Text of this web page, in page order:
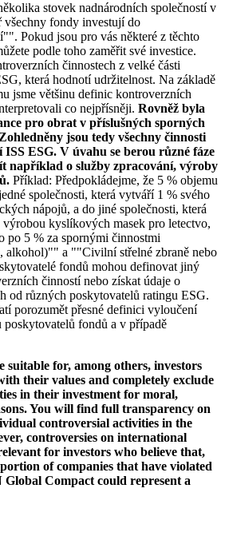
stovek nadnárodních společností v
všechny fondy investují do
Pokud jsou pro vás některé z těchto
podle toho zaměřit své investice.
činnostech z velké části
která hodnotí udržitelnost. Na základě
jsme většinu definic kontroverzních
co nejpřísněji. Rovněž byla
pro obrat v příslušných sporných
jsou tedy všechny činnosti
ISS ESG. V úvahu se berou různé fáze
například o služby zpracování, výroby
Příklad: Předpokládejme, že 5 % objemu
společnosti, která vytváří 1 % svého
nápojů, a do jiné společnosti, která
kyslíkových masek pro letectvo,
po 5 % za spornými činnostmi
alkohol)"" a ""Civilní střelné zbraně nebo
fondů mohou definovat jiný
činností nebo získat údaje o
od různých poskytovatelů ratingu ESG.
porozumět přesné definici vyloučení
fondů a v případě
suitable for, among others, investors
their values and completely exclude
in their investment for moral,
You will find full transparency on
controversial activities in the
controversies on international
for investors who believe that,
of companies that have violated
Compact could represent a